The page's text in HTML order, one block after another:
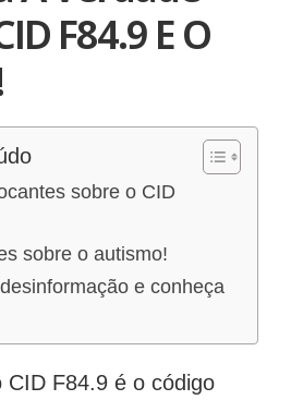
F84.9 E O
sobre o CID
sobre o autismo!
e conheça
CID F84.9 é o código